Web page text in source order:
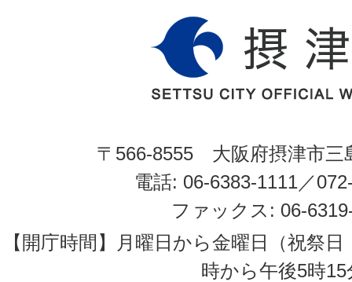
〒566-8555 大阪府摂津市三
電話: 06-6383-1111／
ファックス: 06-
【開庁時間】月曜日から金曜日（祝祭
時から午後5時15